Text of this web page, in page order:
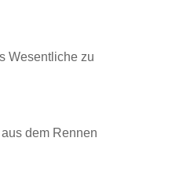
Wesentliche zu
dem Rennen